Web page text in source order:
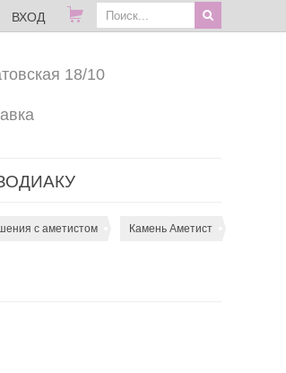
ВХОД
18/10
с аметистом Камень Аметист